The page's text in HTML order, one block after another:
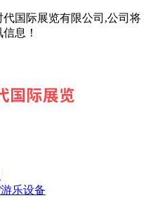
国际展览有限公司,公司将
息！
乐设备